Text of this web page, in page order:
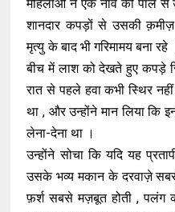
महिलाओं ने एक नाव की पाल
शानदार कपड़ों से उसकी
मृत्यु के बाद भी गरिमामय बना
बीच में लाश को देखते हुए कपड़े
रात से पहले हवा कभी स्थिर
था , और उन्होंने मान लिया कि
लेना-देना था ।
उन्होंने सोचा कि यदि यह
उसके भव्य मकान के दरवाज़े
फ़र्श सबसे मज़बूत होती , पलंग